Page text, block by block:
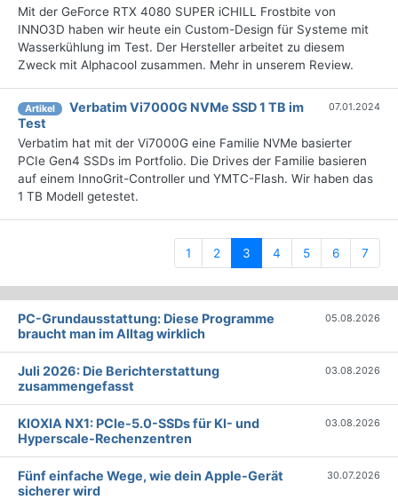
Mit der GeForce RTX 4080 SUPER iCHILL Frostbite von
INNO3D haben wir heute ein Custom-Design für Systeme mit
Wasserkühlung im Test. Der Hersteller arbeitet zu diesem
Zweck mit Alphacool zusammen. Mehr in unserem Review.
Artikel
Verbatim Vi7000G NVMe SSD 1 TB im
Test
07.01.2024
Verbatim hat mit der Vi7000G eine Familie NVMe basierter
PCIe Gen4 SSDs im Portfolio. Die Drives der Familie basieren
auf einem InnoGrit-Controller und YMTC-Flash. Wir haben das
1 TB Modell getestet.
1 2 3 (current)
4 5 6 7
PC-Grundausstattung: Diese Programme
braucht man im Alltag wirklich
05.08.2026
Juli 2026: Die Bericht­erstattung
zusammengefasst
03.08.2026
KIOXIA NX1: PCIe-5.0-SSDs für KI- und
Hyperscale-Rechenzentren
03.08.2026
Fünf einfache Wege, wie dein Apple-Gerät
sicherer wird
30.07.2026